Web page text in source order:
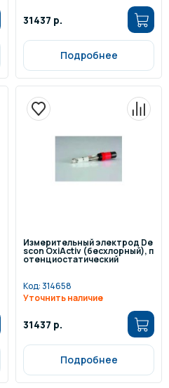
31437 р.
Подробнее
Измерительный электрод De
scon OxiActiv (бесхлорный), п
отенциостатический
Код:314658
Уточнить наличие
31437 р.
Подробнее